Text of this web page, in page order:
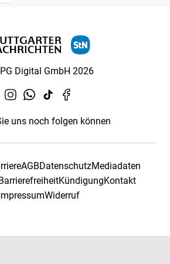
Digital GmbH 2026
uns noch folgen können
AGBDatenschutzMediadaten
KündigungKontakt
Widerruf